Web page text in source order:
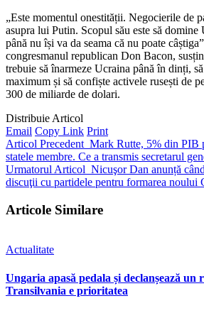
„Este momentul onestității. Negocierile de
asupra lui Putin. Scopul său este să domine
până nu își va da seama că nu poate
congresmanul republican Don Bacon,
trebuie să înarmeze Ucraina până în dinți,
maximum și să confiște activele rusești de
300 de miliarde de dolari.
Distribuie Articol
Email Copy Link Print
Articol Precedent Mark Rutte, 5% din PIB
statele membre. Ce a transmis secretarul
Urmatorul Articol Nicuşor Dan anunță
discuţii cu partidele pentru formarea noului
Articole Similare
Actualitate
Ungaria apasă pedala și declanșează un
Transilvania e prioritatea